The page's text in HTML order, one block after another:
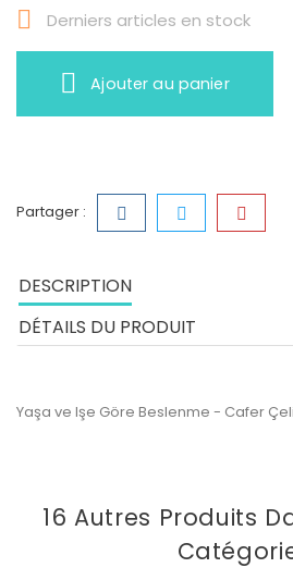
 Derniers articles en stock
Ajouter au panier
Partager :
DESCRIPTION
DÉTAILS DU PRODUIT
Yaşa ve Işe Göre Beslenme - Cafer
16 Autres Produits